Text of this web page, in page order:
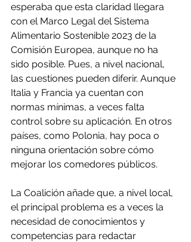
esperaba que esta claridad llegara
con el Marco Legal del Sistema
Alimentario Sostenible 2023 de la
Comisión Europea, aunque no ha
sido posible. Pues, a nivel nacional,
las cuestiones pueden diferir. Aunque
Italia y Francia ya cuentan con
normas mínimas, a veces falta
control sobre su aplicación. En otros
países, como Polonia, hay poca o
ninguna orientación sobre cómo
mejorar los comedores públicos.
La Coalición añade que, a nivel local,
el principal problema es a veces la
necesidad de conocimientos y
competencias para redactar